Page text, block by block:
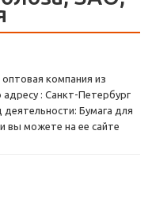
компания из
: Санкт-Петербург
Бумага для
вы можете на ее сайте